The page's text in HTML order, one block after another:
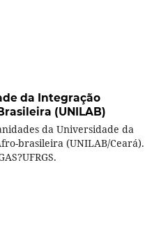
da Integração
(UNILAB)
da Universidade da
brasileira (UNILAB/Ceará).